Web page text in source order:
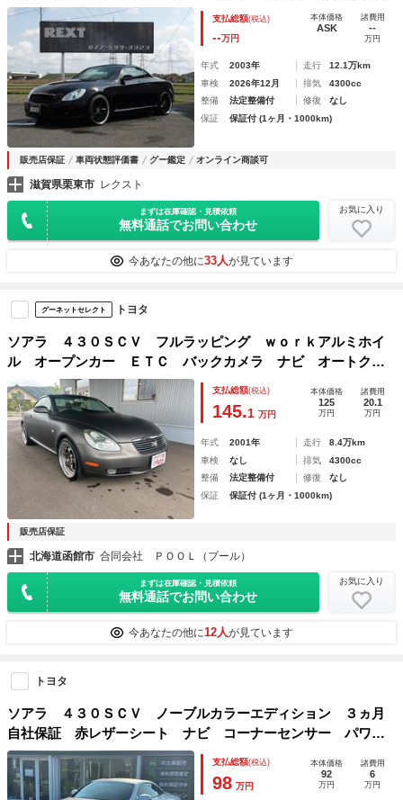
ノーシス２０インチＡＷ 茶革シート 電動オープン
支払総額(税込)
--万円
本体価格
ASK
諸費用
--
万円
年式 2003年 走行
12.1万km
車検
2026年12月 排気
4300cc
整備
法定整備付 修復
なし
保証
保証付 (1ヶ月・1000km)
販売店保証 車両状態評価書 グー鑑定 オンライン商談可
滋賀県栗東市 レクスト
まずは在庫確認・見積依頼
無料通話でお問い合わせ
お気に入り
今あなたの他に33人が見ています
グーネットセレクト トヨタ
ソアラ ４３０ＳＣＶ フルラッピング ｗｏｒｋアルミホイ
ル オープンカー ＥＴＣ バックカメラ ナビ オートクル
ーズコントロール キーレスエントリー 電動格納ミラー
シートヒーター 盗難防止システム 衝突安全ボディ
支払総額(税込)
145.1 万円
本体価格
125
万円
諸費用
20.1
万円
年式 2001年 走行
8.4万km
車検
なし 排気
4300cc
整備
法定整備付 修復
なし
保証
保証付 (1ヶ月・1000km)
販売店保証
北海道函館市 合同会社 ＰＯＯＬ（プール）
まずは在庫確認・見積依頼
無料通話でお問い合わせ
お気に入り
今あなたの他に12人が見ています
トヨタ
ソアラ ４３０ＳＣＶ ノーブルカラーエディション ３ヵ月
自社保証 赤レザーシート ナビ コーナーセンサー パワー
シート シートヒーター ＥＴＣ ドラレコ クルーズコント
ロール
支払総額(税込)
98 万円
本体価格
92
万円
諸費用
6
万円